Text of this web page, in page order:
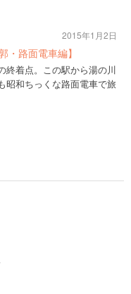
・路面電車編】
終着点。この駅から湯の川
昭和ちっくな路面電車で旅
2015年1月2日